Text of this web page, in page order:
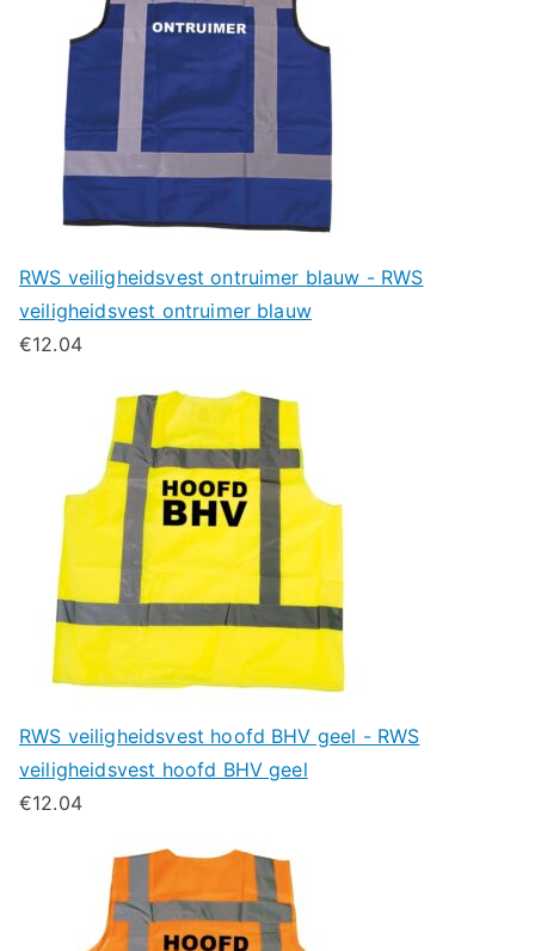
RWS veiligheidsvest ontruimer blauw - RWS
veiligheidsvest ontruimer blauw
€12.04
RWS veiligheidsvest hoofd BHV geel - RWS
veiligheidsvest hoofd BHV geel
€12.04